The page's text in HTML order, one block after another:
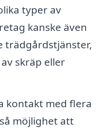
typer av
kanske även
trädgårdstjänster,
skräp eller
kontakt med flera
möjlighet att